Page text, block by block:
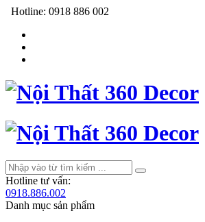
Hotline: 0918 886 002
Hotline tư vấn:
0918.886.002
Danh mục sản phẩm